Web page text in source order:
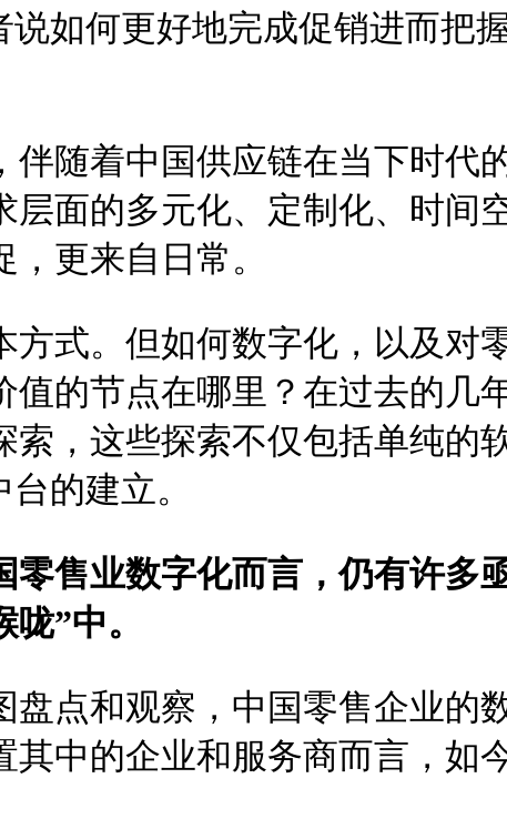
说如何更好地完成促销进而
伴随着中国供应链在当下时代
层面的多元化、定制化、时间
更来自日常。
方式。但如何数字化，以及对
值的节点在哪里？在过去的几
，这些探索不仅包括单纯的
的建立。
零售业数字化而言，仍有许多
”中。
盘点和观察，中国零售企业的
中的企业和服务商而言，如